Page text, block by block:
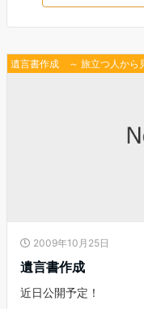
遺言書作成 ～ 旅立つ人から
2009年10月25日
遺言書作成
近日公開予定！